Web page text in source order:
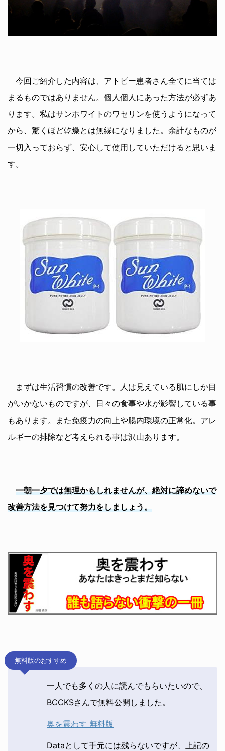
今回ご紹介した内容は、アトピー患者さん全てに当ては
まるものではありません。個人個人にあった方法が必ずあ
ります。私はサンホワイトのワセリンを使うようになって
から、驚くほど乾燥とは無縁になりました。余計なものが
一切入っておらず、安心して使用していただけると思いま
す。
まずは生活習慣の改善です。人は見えている肌にしか目
がいかないものですが、日々の食事や水が影響している事
もあります。また免疫力の向上や腸内環境の正常化。アレ
ルギーの排除など考えられる事は沢山あります。
一朝一夕では無理かもしれませんが、絶対に諦めないで
改善方法を見つけて努力をしましょう。
無料版のおすすめ
一人でも多くの人に読んでもらいたいので、
BCCKSさんで無料公開しました。
奥を震わす 無料版
Dataとして手元には残らないですが、上記の